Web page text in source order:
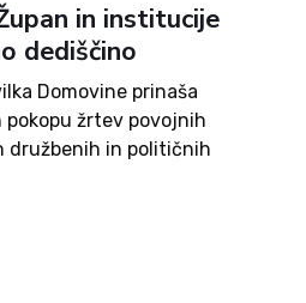
in institucije
dediščino
Domovine prinaša
pokopu žrtev povojnih
družbenih in političnih